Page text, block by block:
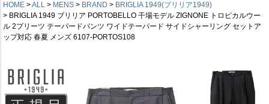
HOME ALL MENS BRAND
BRIGLIA 1949(ブリリア1949)
BRIGLIA 1949 ブリリア PORTOBELLO 干場モデル ZIGNONE トロピカルウー
ル 2プリーツ テーパードパンツ ワイドテーパード サイドシャーリング セットア
ップ対応 春夏 メンズ 6107-PORTOS108